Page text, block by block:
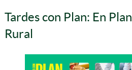
Tardes con Plan: En Plan
Rural